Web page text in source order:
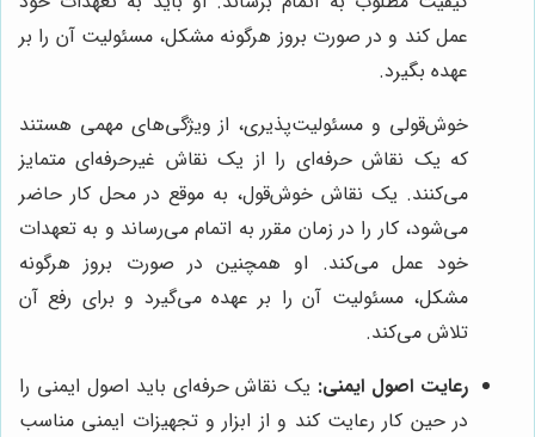
عمل کند و در صورت بروز هرگونه مشکل، مسئولیت آن را بر
عهده بگیرد.
خوش‌قولی و مسئولیت‌پذیری، از ویژگی‌های مهمی هستند
که یک نقاش حرفه‌ای را از یک نقاش غیرحرفه‌ای متمایز
می‌کنند. یک نقاش خوش‌قول، به موقع در محل کار حاضر
می‌شود، کار را در زمان مقرر به اتمام می‌رساند و به تعهدات
خود عمل می‌کند. او همچنین در صورت بروز هرگونه
مشکل، مسئولیت آن را بر عهده می‌گیرد و برای رفع آن
تلاش می‌کند.
رعایت اصول ایمنی: یک نقاش حرفه‌ای باید اصول ایمنی را
در حین کار رعایت کند و از ابزار و تجهیزات ایمنی مناسب